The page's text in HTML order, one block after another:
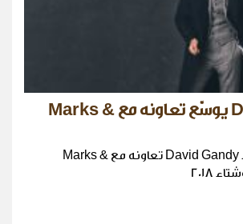
David Gandy يوسّع تعاونه مع Marks &
يوسّع عارض الأزياء David Gandy تعاونه مع Marks &